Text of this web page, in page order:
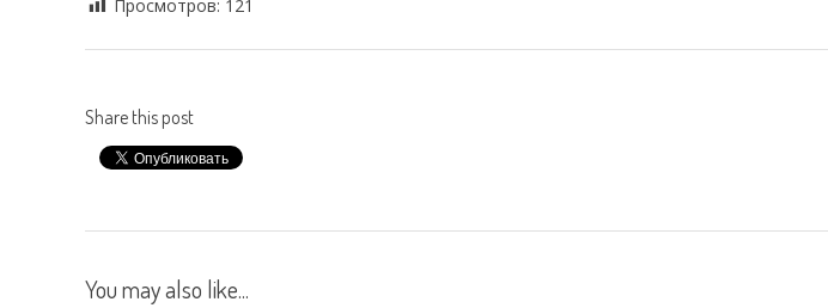
Просмотров: 121
Share this post
You may also like...